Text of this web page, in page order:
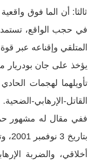
ثالثا: أن الما فوق
في حجب الواقع، تستمد
المتلقي وإقناعه عبر
يؤخذ على جان
تأويلهما لهجمات
القاتل-الإرهابي-الضحية.
ففي مقال له مشهور
أخلاقي، والضربة